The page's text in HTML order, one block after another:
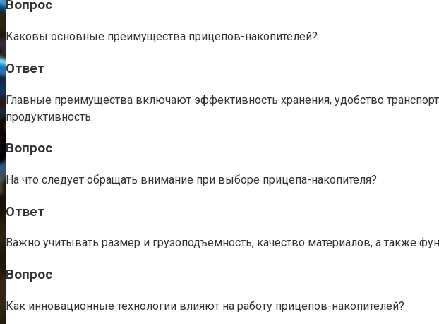
Вопрос
Каковы основные преимущества прицепов-накопителей?
Ответ
Главные преимущества включают эффективность хранения, удобство
продуктивность.
Вопрос
На что следует обращать внимание при выборе прицепа-накопителя?
Ответ
Важно учитывать размер и грузоподъемность, качество материалов, а также
Вопрос
Как инновационные технологии влияют на работу прицепов-накопителей?